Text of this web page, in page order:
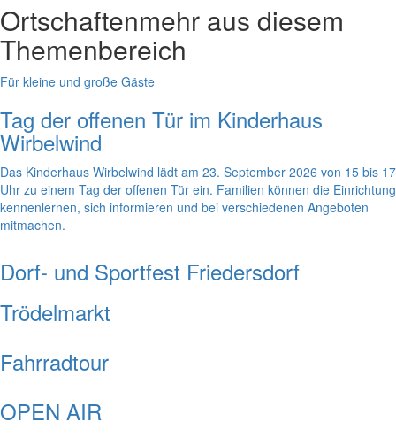
Ortschaftenmehr aus diesem
Themenbereich
Für kleine und große Gäste
Tag der offenen Tür im Kinderhaus
Wirbelwind
Das Kinderhaus Wirbelwind lädt am 23. September 2026 von 15 bis 17
Uhr zu einem Tag der offenen Tür ein. Familien können die Einrichtung
kennenlernen, sich informieren und bei verschiedenen Angeboten
mitmachen.
Dorf- und Sportfest Friedersdorf
Trödelmarkt
Fahrradtour
OPEN AIR